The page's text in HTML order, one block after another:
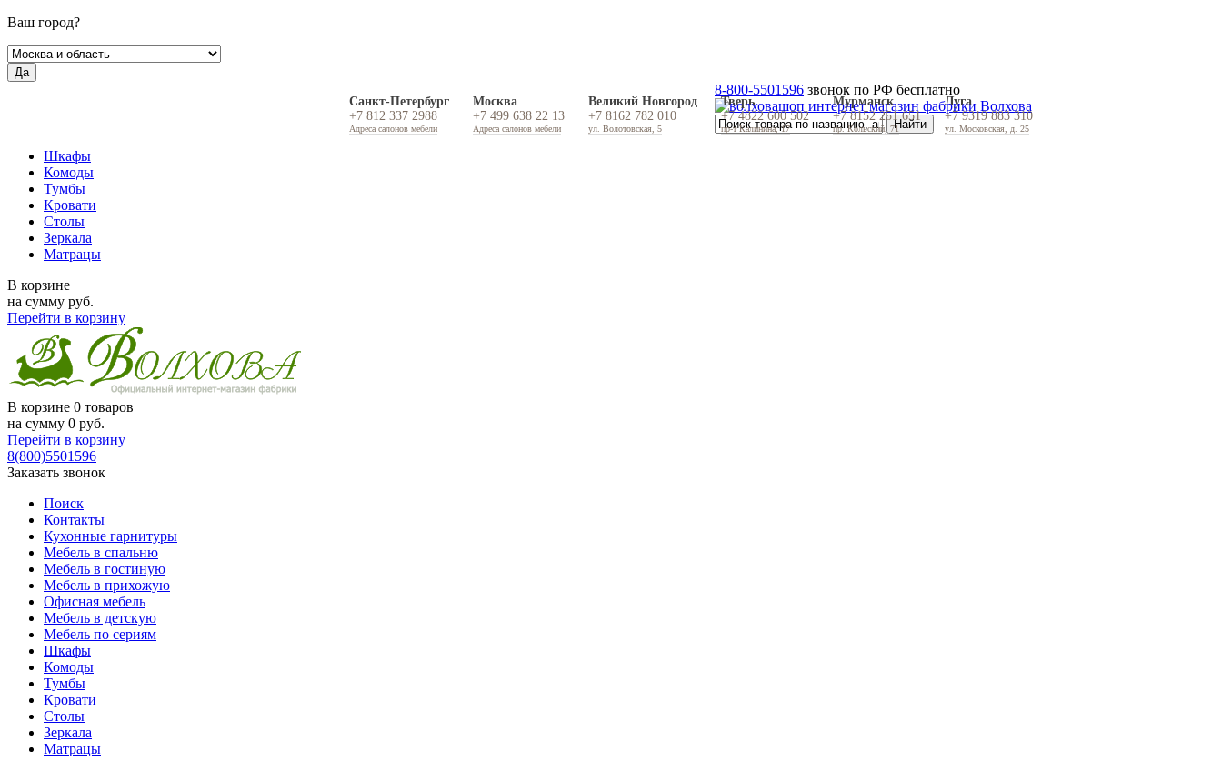
Ваш город?
Да
Санкт-Петербург
+7 812 337 2988
Адреса салонов мебели
Москва
+7 499 638 22 13
Адреса салонов мебели
Великий Новгород
+7 8162 782 010
ул. Волотовская, 5
Тверь
+7 4822 600 502
пр-т Калинина, 17
Мурманск
+7 8152 251 651
пр. Кольский, 71
Луга
+7 9319 883 310
ул. Московская, д. 25
8-800-5501596 звонок по РФ бесплатно
Шкафы
Комоды
Тумбы
Кровати
Столы
Зеркала
Матрацы
В корзине
на сумму руб.
Перейти в корзину
В корзине 0 товаров
на сумму 0 руб.
Перейти в корзину
8(800)5501596
Заказать звонок
Поиск
Контакты
Кухонные гарнитуры
Мебель в спальню
Мебель в гостиную
Мебель в прихожую
Офисная мебель
Мебель в детскую
Мебель по сериям
Шкафы
Комоды
Тумбы
Кровати
Столы
Зеркала
Матрацы